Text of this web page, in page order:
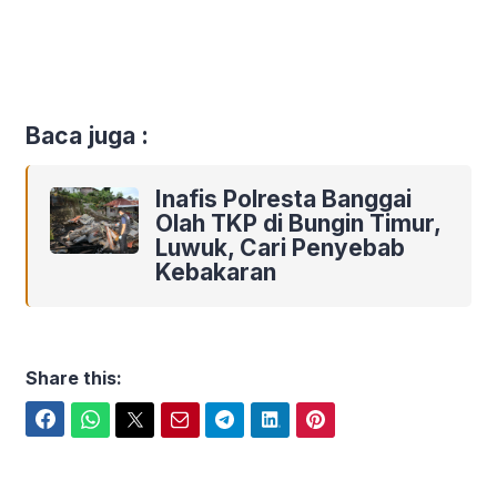
Baca juga :
Inafis Polresta Banggai
Olah TKP di Bungin Timur,
Luwuk, Cari Penyebab
Kebakaran
Share this: